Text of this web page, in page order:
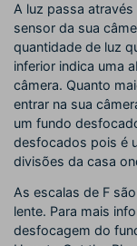
A luz passa
sensor da sua
quantidade de luz
inferior indica uma
câmera. Quanto
entrar na sua
um fundo
desfocados pois é
divisões da casa
As escalas de F são
lente. Para mais
desfocagem do